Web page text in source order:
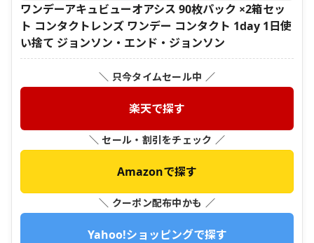
ワンデーアキュビューオアシス 90枚パック ×2箱セッ
ト コンタクトレンズ ワンデー コンタクト 1day 1日使
い捨て ジョンソン・エンド・ジョンソン
＼ 只今タイムセール中 ／
楽天で探す
＼ セール・割引をチェック ／
Amazonで探す
＼ クーポン配布中かも ／
Yahoo!ショッピングで探す